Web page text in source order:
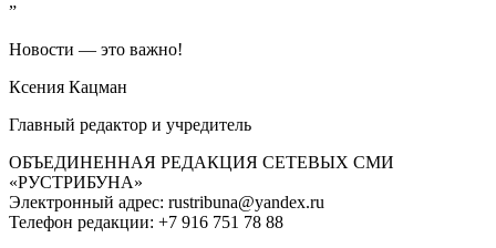
”
Новости — это важно!
Ксения Кацман
Главный редактор и учредитель
ОБЪЕДИНЕННАЯ РЕДАКЦИЯ СЕТЕВЫХ СМИ
«РУСТРИБУНА»
Электронный адрес: rustribuna@yandex.ru
Телефон редакции: +7 916 751 78 88